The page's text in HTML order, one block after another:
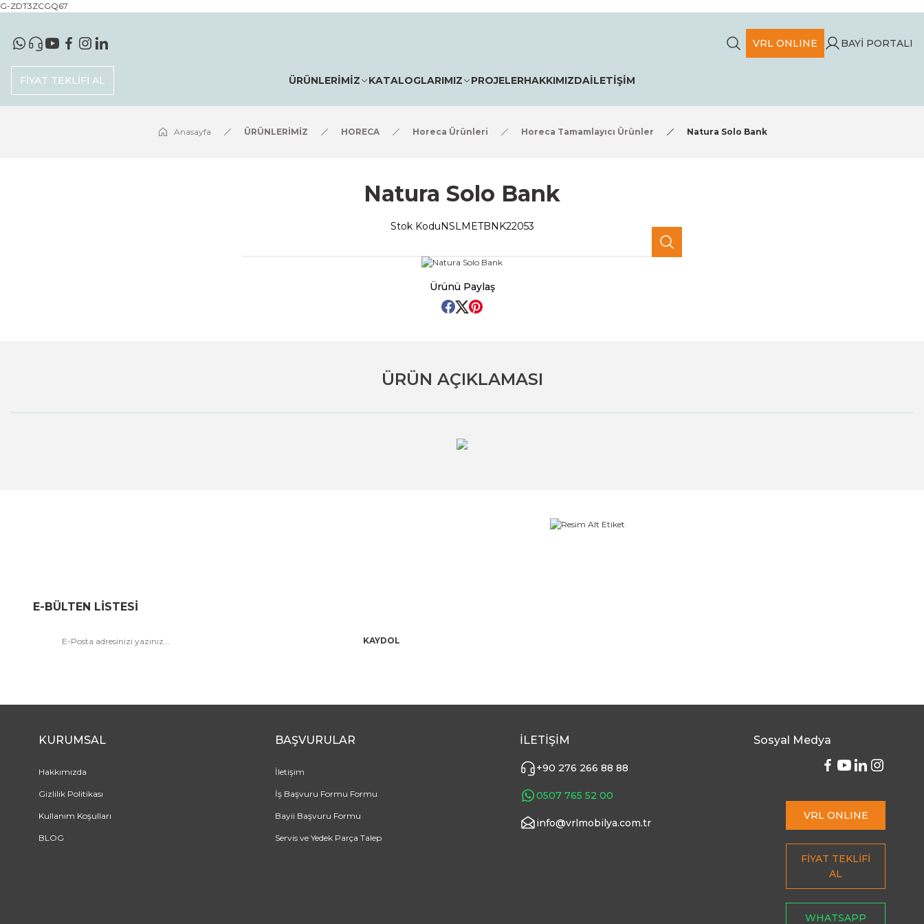
G-ZDT3ZCGQ67
VRL ONLINE BAYİ PORTALI
FİYAT TEKLİFİ AL ÜRÜNLERİMİZ KATALOGLARIMIZ PROJELERHAKKIMIZDAİLETİŞİM
Anasayfa ÜRÜNLERİMİZ HORECA Horeca Ürünleri Horeca Tamamlayıcı Ürünler Natura Solo Bank
Natura Solo Bank
Stok KoduNSLMETBNK22053
Ürünü Paylaş
ÜRÜN AÇIKLAMASI
E-BÜLTEN LİSTESİ
KAYDOL
KURUMSAL
Hakkımızda
Gizlilik Politikası
Kullanım Koşulları
BLOG
BAŞVURULAR
İletişim
İş Başvuru Formu Formu
Bayii Başvuru Formu
Servis ve Yedek Parça Talep
İLETİŞİM
+90 276 266 88 88
0507 765 52 00
info@vrlmobilya.com.tr
Sosyal Medya
VRL ONLINE
FİYAT TEKLİFİ
AL
WHATSAPP